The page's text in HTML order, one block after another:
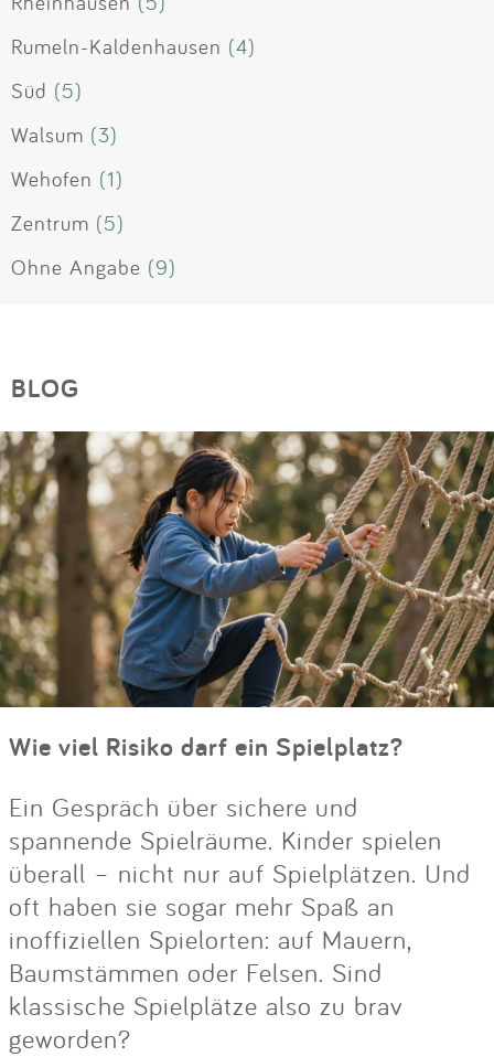
Rumeln-Kaldenhausen (4)
Süd (5)
Walsum (3)
Wehofen (1)
Zentrum (5)
Ohne Angabe (9)
BLOG
Wie viel Risiko darf ein Spielplatz?
Ein Gespräch über sichere und
spannende Spielräume. Kinder spielen
überall – nicht nur auf Spielplätzen. Und
oft haben sie sogar mehr Spaß an
inoffiziellen Spielorten: auf Mauern,
Baumstämmen oder Felsen. Sind
klassische Spielplätze also zu brav
geworden?